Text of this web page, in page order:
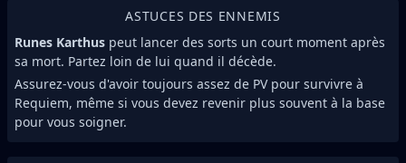
ASTUCES DES ENNEMIS
Runes Karthus peut lancer des sorts un court moment après
sa mort. Partez loin de lui quand il décède.
Assurez-vous d'avoir toujours assez de PV pour survivre à
Requiem, même si vous devez revenir plus souvent à la base
pour vous soigner.